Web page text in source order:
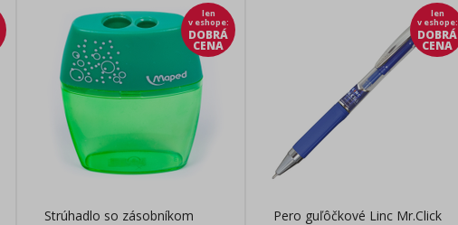
len
v eshope:
DOBRÁ
CENA
Strúhadlo so zásobníkom
len
v eshope:
DOBRÁ
CENA
Pero guľôčkové Linc Mr.Click